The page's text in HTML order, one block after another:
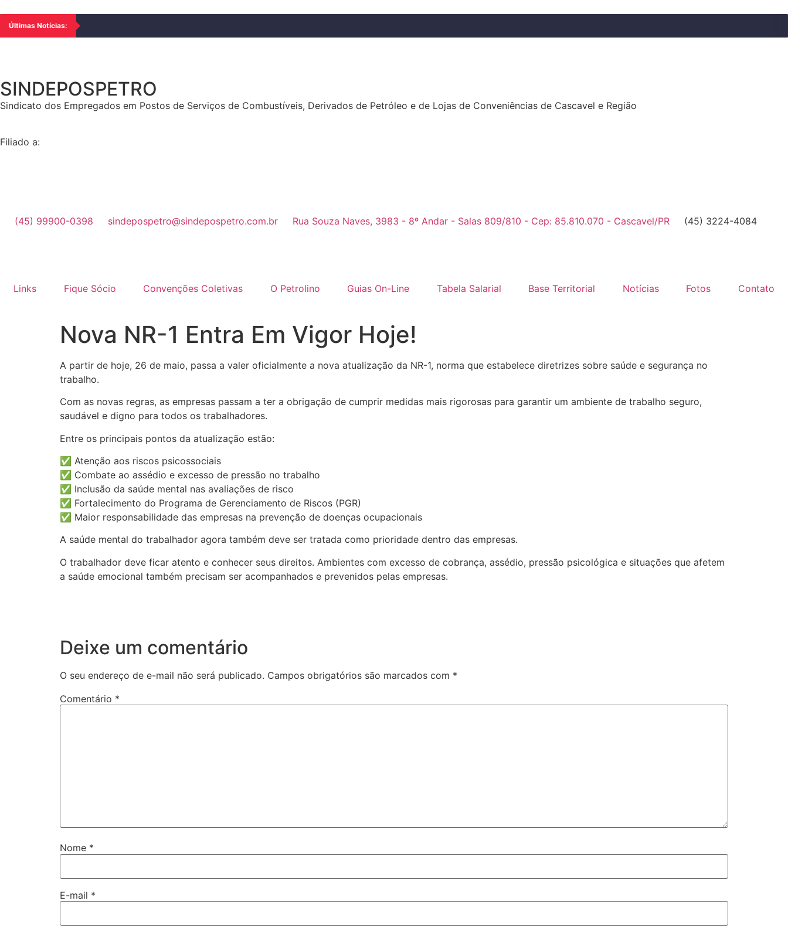
Últimas Notícias:
SINDEPOSPETRO
Sindicato dos Empregados em Postos de Serviços de Combustíveis, Derivados de Petróleo e de Lojas de Conveniências de Cascavel e Região
Filiado a:
(45) 99900-0398 sindepospetro@sindepospetro.com.br Rua Souza Naves, 3983 - 8º Andar - Salas 809/810 - Cep: 85.810.070 - Cascavel/PR (45) 3224-4084
Links Fique Sócio Convenções Coletivas O Petrolino Guias On-Line Tabela Salarial Base Territorial Notícias Fotos Contato
Nova NR-1 Entra Em Vigor Hoje!
A partir de hoje, 26 de maio, passa a valer oficialmente a nova atualização da NR-1, norma que estabelece diretrizes sobre saúde e segurança no
trabalho.
Com as novas regras, as empresas passam a ter a obrigação de cumprir medidas mais rigorosas para garantir um ambiente de trabalho seguro,
saudável e digno para todos os trabalhadores.
Entre os principais pontos da atualização estão:
✅ Atenção aos riscos psicossociais
✅ Combate ao assédio e excesso de pressão no trabalho
✅ Inclusão da saúde mental nas avaliações de risco
✅ Fortalecimento do Programa de Gerenciamento de Riscos (PGR)
✅ Maior responsabilidade das empresas na prevenção de doenças ocupacionais
A saúde mental do trabalhador agora também deve ser tratada como prioridade dentro das empresas.
O trabalhador deve ficar atento e conhecer seus direitos. Ambientes com excesso de cobrança, assédio, pressão psicológica e situações que afetem
a saúde emocional também precisam ser acompanhados e prevenidos pelas empresas.
Deixe um comentário
O seu endereço de e-mail não será publicado. Campos obrigatórios são marcados com *
Comentário *
Nome *
E-mail *